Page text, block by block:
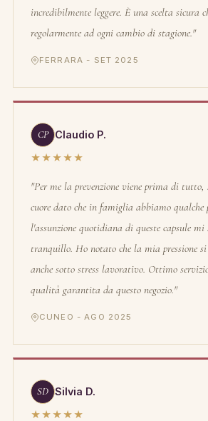
incredibilmente leggere. È una scelta sicura
regolarmente ad ogni cambio di stagione."
FERRARA - SET 2025
CP Claudio P.
★★★★★
"Per me la prevenzione viene prima di tutto,
cuore dato che in famiglia abbiamo qualche
l'assunzione quotidiana di queste capsule
tranquillo. Ho notato che la mia pressione
anche sotto stress lavorativo. Ottimo
qualità garantita da questo negozio."
CUNEO - AGO 2025
SD Silvia D.
★★★★★